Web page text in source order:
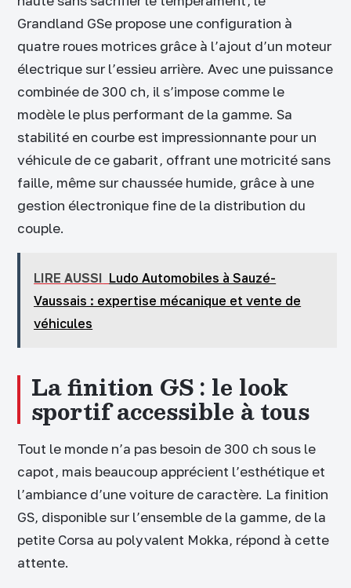
Grandland GSe propose une configuration à
quatre roues motrices grâce à l’ajout d’un moteur
électrique sur l’essieu arrière. Avec une puissance
combinée de 300 ch, il s’impose comme le
modèle le plus performant de la gamme. Sa
stabilité en courbe est impressionnante pour un
véhicule de ce gabarit, offrant une motricité sans
faille, même sur chaussée humide, grâce à une
gestion électronique fine de la distribution du
couple.
LIRE AUSSI Ludo Automobiles à Sauzé-
Vaussais : expertise mécanique et vente de
véhicules
La finition GS : le look
sportif accessible à tous
Tout le monde n’a pas besoin de 300 ch sous le
capot, mais beaucoup apprécient l’esthétique et
l’ambiance d’une voiture de caractère. La finition
GS, disponible sur l’ensemble de la gamme, de la
petite Corsa au polyvalent Mokka, répond à cette
attente.